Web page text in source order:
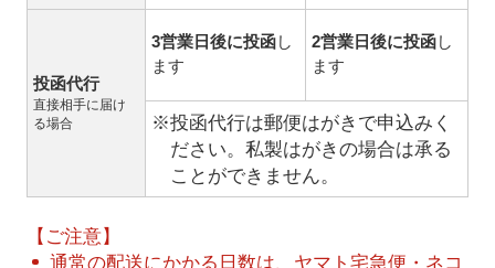
投函代行
直接相手に届け
る場合
3営業日後に投函し
ます
2営業日後に投函し
ます
※投函代行は郵便はがきで申込みく
ださい。私製はがきの場合は承る
ことができません。
【ご注意】
通常の配送にかかる日数は、ヤマト宅急便・ネコ